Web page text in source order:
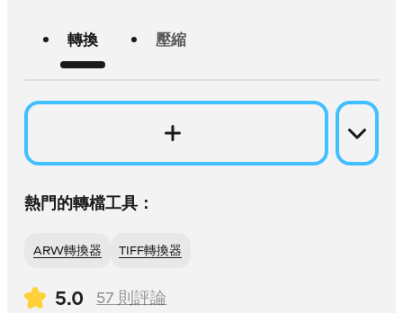
轉換 壓縮
熱門的轉檔工具：
ARW轉換器 TIFF轉換器
5.0 57 則評論